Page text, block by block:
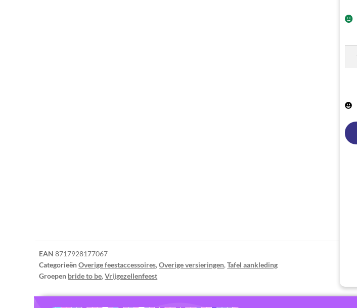
EAN8717928177067
CategorieënOverige feestaccessoires,Overige versieringen,Tafel aankleding
Groepen bride to be,Vrijgezellenfeest